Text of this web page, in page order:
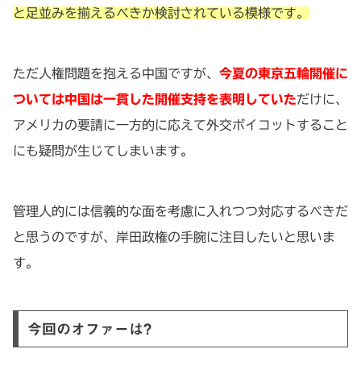
と足並みを揃えるべきか検討されている模様です。
ただ人権問題を抱える中国ですが、 今夏の東京五輪開催に
ついては中国は一貫した開催支持を表明していただけに、
アメリカの要請に一方的に応えて外交ボイコットすること
にも疑問が生じてしまいます。
管理人的には信義的な面を考慮に入れつつ対応するべきだ
と思うのですが、岸田政権の手腕に注目したいと思いま
す。
今回のオファーは?